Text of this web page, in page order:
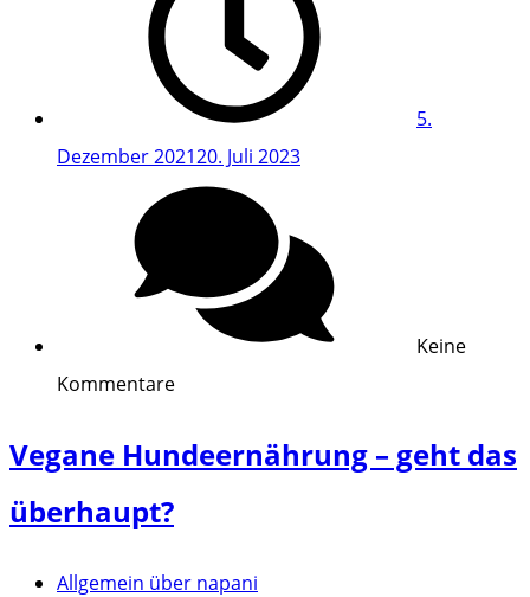
5.
Dezember 202120. Juli 2023
Keine
Kommentare
Vegane Hundeernährung – geht das
überhaupt?
Allgemein über napani